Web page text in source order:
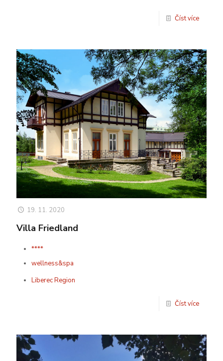
Číst více
19. 11. 2020
Villa Friedland
****
wellness&spa
Liberec Region
Číst více